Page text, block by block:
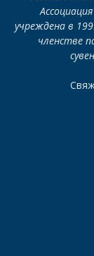
учреждена в
членстве